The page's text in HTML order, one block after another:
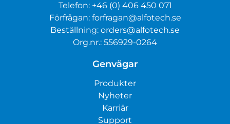
Telefon: +46 (0) 406 450 071
Förfrågan: forfragan@alfotech.se
Beställning: orders@alfotech.se
Org.nr.: 556929-0264
Genvägar
Produkter
Nyheter
Karriär
Support